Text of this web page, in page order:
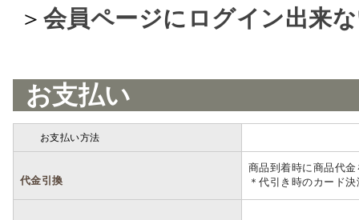
＞ 会員ページにログイン出来
お支払い
お支払い方法
代金引換
商品到着時に商品代
＊代引き時のカード